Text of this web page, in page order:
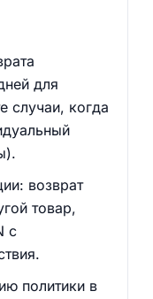
для
случаи, когда
возврат
товар,
с
политики в